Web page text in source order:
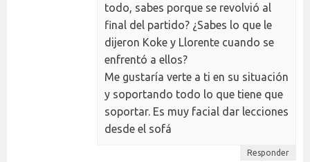
todo, sabes porque se revolvió al
final del partido? ¿Sabes lo que le
dijeron Koke y Llorente cuando se
enfrentó a ellos?
Me gustaría verte a ti en su situación
y soportando todo lo que tiene que
soportar. Es muy facial dar lecciones
desde el sofá
Responder